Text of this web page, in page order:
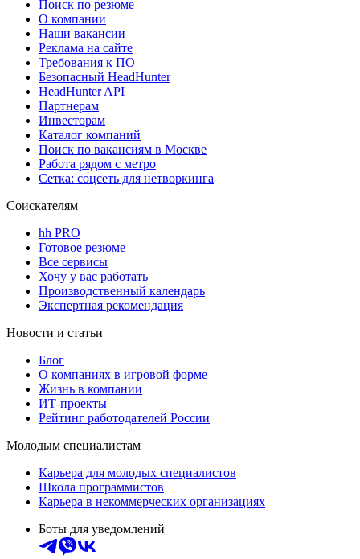
Поиск по резюме
О компании
Наши вакансии
Реклама на сайте
Требования к ПО
Безопасный HeadHunter
HeadHunter API
Партнерам
Инвесторам
Каталог компаний
Поиск по вакансиям в Москве
Работа рядом с метро
Сетка: соцсеть для нетворкинга
Соискателям
hh PRO
Готовое резюме
Все сервисы
Хочу у вас работать
Производственный календарь
Экспертная рекомендация
Новости и статьи
Блог
О компаниях в игровой форме
Жизнь в компании
ИТ-проекты
Рейтинг работодателей России
Молодым специалистам
Карьера для молодых специалистов
Школа программистов
Карьера в некоммерческих организациях
Боты для уведомлений